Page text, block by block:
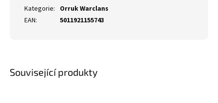
Související produkty
Kategorie: Orruk Warclans
EAN: 5011921155743